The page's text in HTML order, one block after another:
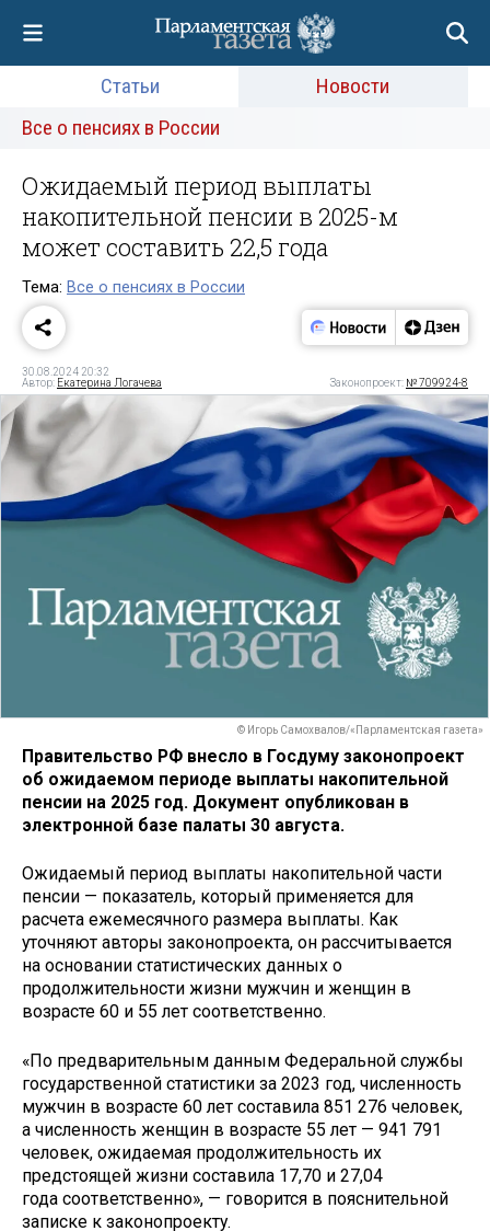
Статьи
Новости
Все о пенсиях в России
Ожидаемый период выплаты
накопительной пенсии в 2025-м
может составить 22,5 года
Тема: Все о пенсиях в России
30.08.2024 20:32
Автор: Екатерина Логачева Законопроект: № 709924-8
© Игорь Самохвалов/«Парламентская газета»
Правительство РФ внесло в Госдуму законопроект
об ожидаемом периоде выплаты накопительной
пенсии на 2025 год. Документ опубликован в
электронной базе палаты 30 августа.
Ожидаемый период выплаты накопительной части
пенсии — показатель, который применяется для
расчета ежемесячного размера выплаты. Как
уточняют авторы законопроекта, он рассчитывается
на основании статистических данных о
продолжительности жизни мужчин и женщин в
возрасте 60 и 55 лет соответственно.
«По предварительным данным Федеральной службы
государственной статистики за 2023 год, численность
мужчин в возрасте 60 лет составила 851 276 человек,
а численность женщин в возрасте 55 лет — 941 791
человек, ожидаемая продолжительность их
предстоящей жизни составила 17,70 и 27,04
года соответственно», — говорится в пояснительной
записке к законопроекту.